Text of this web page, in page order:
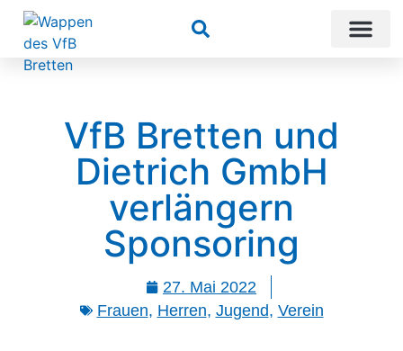
Suchen
VfB Bretten und
Dietrich GmbH
verlängern
Sponsoring
27. Mai 2022
Frauen, Herren, Jugend, Verein